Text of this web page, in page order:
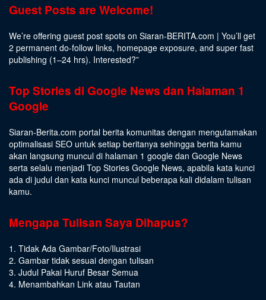
Guest Posts are Welcome!
We’re offering guest post spots on Siaran-BERITA.com | You’ll get
2 permanent do-follow links, homepage exposure, and super fast
publishing (1–24 hrs). Interested?”
Top Stories di Google News dan Halaman 1
Google
Siaran-Berita.com portal berita komunitas dengan mengutamakan
optimalisasi SEO untuk setiap beritanya sehingga berita kamu
akan langsung muncul di halaman 1 google dan Google News
serta selalu menjadi Top Stories Google News, apabila kata kunci
ada di judul dan kata kunci muncul beberapa kali didalam tulisan
kamu.
Mengapa Tulisan Saya Dihapus?
1. Tidak Ada Gambar/Foto/Ilustrasi
2. Gambar tidak sesuai dengan tulisan
3. Judul Pakai Huruf Besar Semua
4. Menambahkan Link atau Tautan